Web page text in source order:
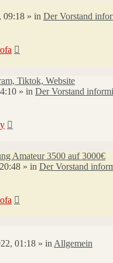
09:18 » in Der Vorstand
Tiktok, Website
» in Der Vorstand
Amateur 3500 auf 3000€
» in Der Vorstand
01:18 » in Allgemein